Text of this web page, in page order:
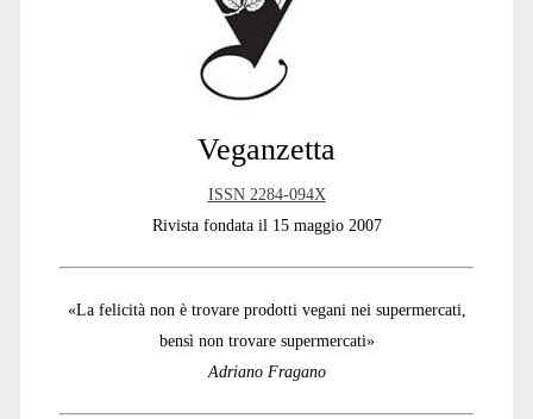
Veganzetta
ISSN 2284-094X
Rivista fondata il 15 maggio 2007
«La felicità non è trovare prodotti vegani nei supermercati,
bensì non trovare supermercati»
Adriano Fragano